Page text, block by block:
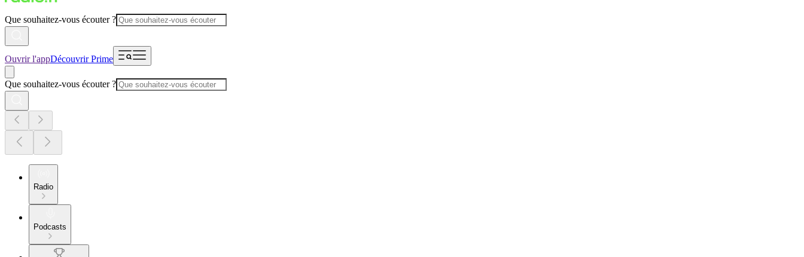
Que souhaitez-vous écouter ?
Ouvrir l'appDécouvrir Prime
Que souhaitez-vous écouter ?
Radio
Podcasts